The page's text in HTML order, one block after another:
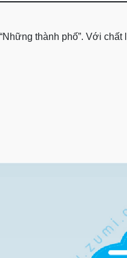
thành phố”. Với